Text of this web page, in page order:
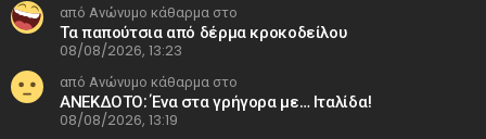
από Ανώνυμο κάθαρμα στο
Τα παπούτσια από δέρμα κροκοδείλου
08/08/2026, 13:23
από Ανώνυμο κάθαρμα στο
ΑΝΕΚΔΟΤΟ: Ένα στα γρήγορα με… Ιταλίδα!
08/08/2026, 13:19